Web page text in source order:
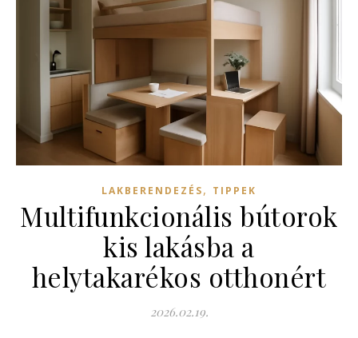
LAKBERENDEZÉS, TIPPEK
Multifunkcionális bútorok
kis lakásba a
helytakarékos otthonért
2026.02.19.